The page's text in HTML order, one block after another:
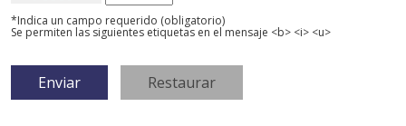
*Indica un campo requerido (obligatorio)
Se permiten las siguientes etiquetas en el mensaje <b> <i> <u>